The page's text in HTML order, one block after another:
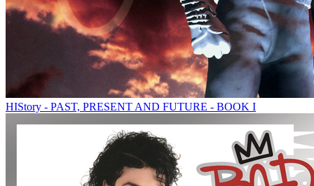
HIStory - PAST, PRESENT AND FUTURE - BOOK I